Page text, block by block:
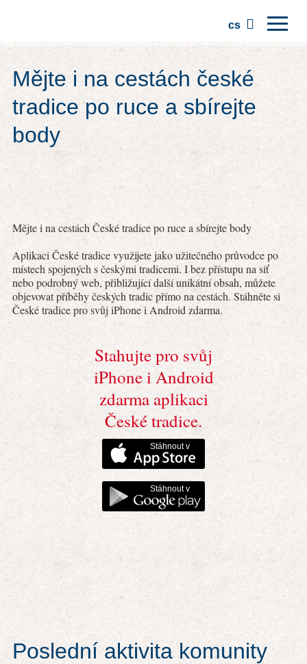
cs
Regiony
Tradice
Výlety
Mějte i na cestách české
tradice po ruce a sbírejte
body
Mějte i na cestách České tradice po ruce a sbírejte body
Aplikaci České tradice využijete jako užitečného průvodce po
místech spojených s českými tradicemi. I bez přístupu na síť
nebo podrobný web, přibližující další unikátní obsah, můžete
objevovat příběhy českých tradic přímo na cestách. Stáhněte si
České tradice pro svůj iPhone i Android zdarma.
Stahujte pro svůj
iPhone i Android
zdarma aplikaci
České tradice.
Stáhnout v
Stáhnout v
Poslední aktivita komunity